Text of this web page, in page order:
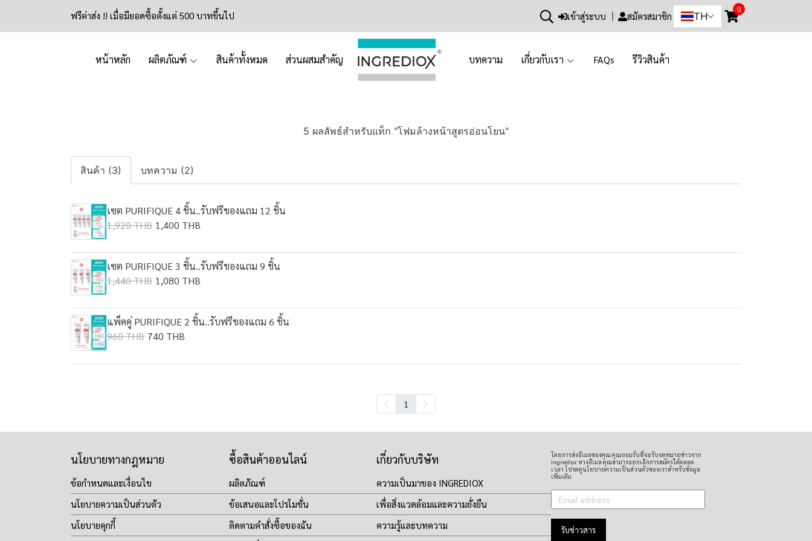
ฟรีค่าส่ง !! เมื่อมียอดซื้อตั้งแต่ 500 บาทขึ้นไป เข้าสู่ระบบ สมัครสมาชิก TH
0
หน้าหลัก ผลิตภัณฑ์ สินค้าทั้งหมด ส่วนผสมสำคัญ บทความ เกี่ยวกับเรา FAQs รีวิวสินค้า
5 ผลลัพธ์สำหรับแท็ก "โฟมล้างหน้าสูตรอ่อนโยน"
สินค้า (3) บทความ (2)
เซต PURIFIQUE 4 ชิ้น..รับฟรีของแถม 12 ชิ้น
1,920 THB 1,400 THB
เซต PURIFIQUE 3 ชิ้น..รับฟรีของแถม 9 ชิ้น
1,440 THB 1,080 THB
แพ็คคู่ PURIFIQUE 2 ชิ้น..รับฟรีของแถม 6 ชิ้น
960 THB 740 THB
1
นโยบายทางกฎหมาย
ข้อกำหนดและเงื่อนไข
นโยบายความเป็นส่วนตัว
นโยบายคุกกี้
ซื้อสินค้าออนไลน์
ผลิตภัณฑ์
ข้อเสนอและโปรโมชั่น
ติดตามคำสั่งซื้อของฉัน
เกี่ยวกับบริษัท
ความเป็นมาของ INGREDIOX
เพื่อสิ่งแวดล้อมและความยั่งยืน
ความรู้และบทความ
โดยการส่งอีเมลของคุณ คุณยอมรับที่จะรับจดหมายข่าวจาก
Ingrediox ทางอีเมล คุณสามารถยกเลิกการสมัครได้ตลอด
เวลา โปรดดูนโยบายความเป็นส่วนตัวของเราสำหรับข้อมูล
เพิ่มเติม
รับข่าวสาร